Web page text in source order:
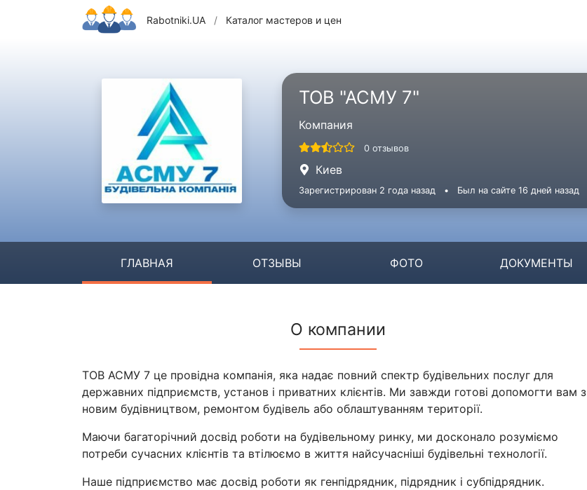
Rabotniki.UA / Каталог мастеров и цен
ТОВ "АСМУ 7"
Компания
0 отзывов
Киев
Зарегистрирован 2 года назад • Был на сайте 16 дней назад
ГЛАВНАЯ ОТЗЫВЫ ФОТО ДОКУМЕНТЫ
О компании
ТОВ АСМУ 7 це провідна компанія, яка надає повний спектр будівельних послуг для
державних підприємств, установ і приватних клієнтів. Ми завжди готові допомогти вам з
новим будівництвом, ремонтом будівель або облаштуванням території.
Маючи багаторічний досвід роботи на будівельному ринку, ми досконало розуміємо
потреби сучасних клієнтів та втілюємо в життя найсучасніші будівельні технології.
Наше підприємство має досвід роботи як генпідрядник, підрядник і субпідрядник.